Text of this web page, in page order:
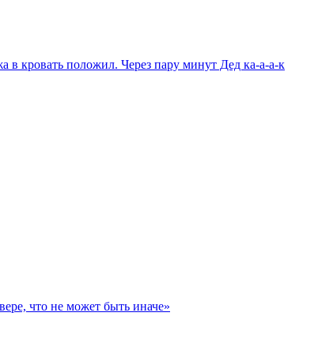
кровать положил. Через пару минут Дед ка-а-а-к
что не может быть иначе»